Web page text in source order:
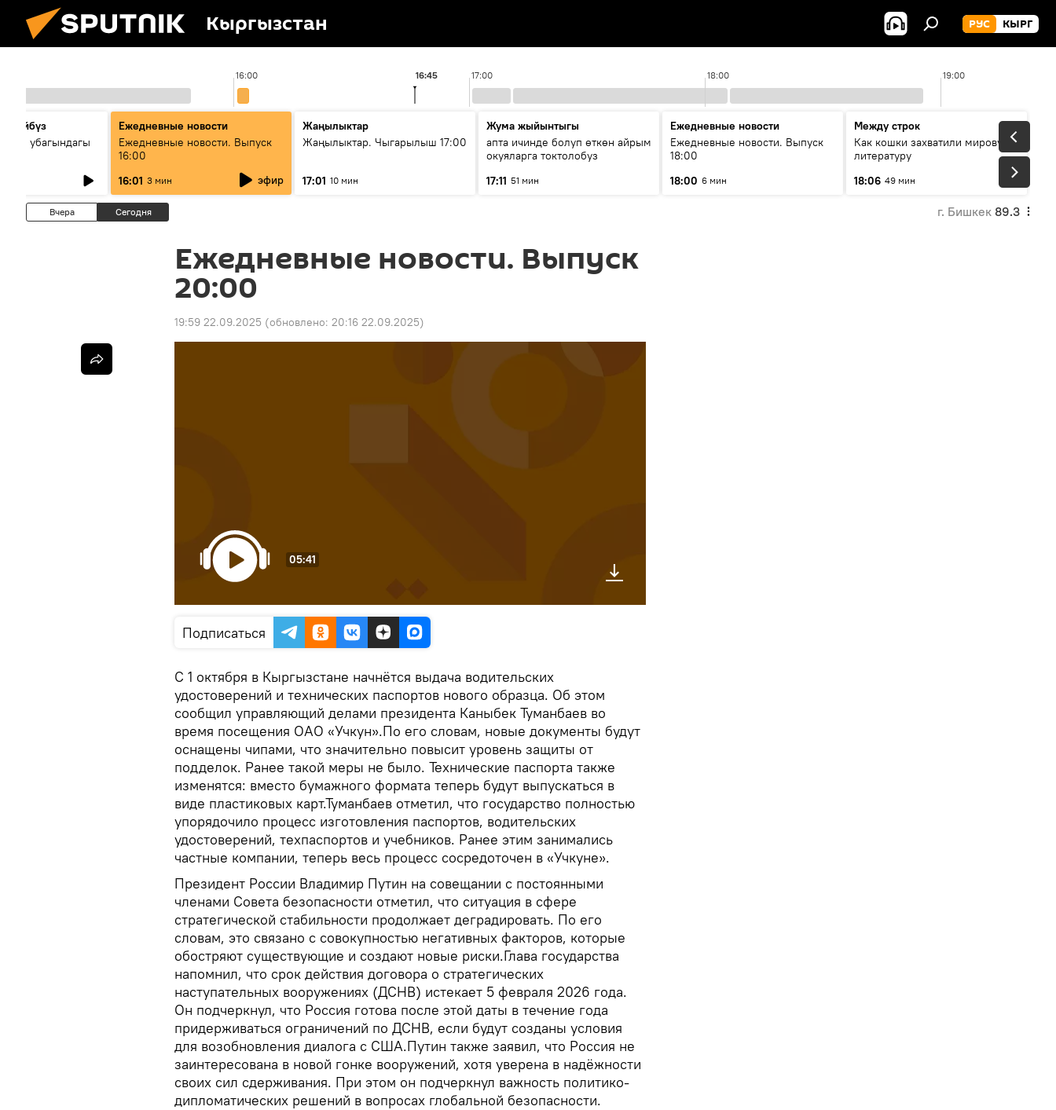
Кыргызстан РУС КЫРГ
16:00 17:00 18:00 19:00
16:45
өз убагындагы
Ежедневные новости
Ежедневные новости. Выпуск
16:00
16:01 3 мин эфир
Жаңылыктар
Жаңылыктар. Чыгарылыш 17:00
17:01 10 мин
Жума жыйынтыгы
апта ичинде болуп өткөн айрым
окуяларга токтолобуз
17:11 51 мин
Ежедневные новости
Ежедневные новости. Выпуск
18:00
18:00 6 мин
Между строк
Как кошки захватили мировую
литературу
18:06 49 мин
Вчера Сегодня г. Бишкек 89.3
Ежедневные новости. Выпуск
20:00
19:59 22.09.2025 (обновлено: 20:16 22.09.2025)
05:41
Подписаться
С 1 октября в Кыргызстане начнётся выдача водительских
удостоверений и технических паспортов нового образца. Об этом
сообщил управляющий делами президента Каныбек Туманбаев во
время посещения ОАО «Учкун».По его словам, новые документы будут
оснащены чипами, что значительно повысит уровень защиты от
подделок. Ранее такой меры не было. Технические паспорта также
изменятся: вместо бумажного формата теперь будут выпускаться в
виде пластиковых карт.Туманбаев отметил, что государство полностью
упорядочило процесс изготовления паспортов, водительских
удостоверений, техпаспортов и учебников. Ранее этим занимались
частные компании, теперь весь процесс сосредоточен в «Учкуне».
Президент России Владимир Путин на совещании с постоянными
членами Совета безопасности отметил, что ситуация в сфере
стратегической стабильности продолжает деградировать. По его
словам, это связано с совокупностью негативных факторов, которые
обостряют существующие и создают новые риски.Глава государства
напомнил, что срок действия договора о стратегических
наступательных вооружениях (ДСНВ) истекает 5 февраля 2026 года.
Он подчеркнул, что Россия готова после этой даты в течение года
придерживаться ограничений по ДСНВ, если будут созданы условия
для возобновления диалога с США.Путин также заявил, что Россия не
заинтересована в новой гонке вооружений, хотя уверена в надёжности
своих сил сдерживания. При этом он подчеркнул важность политико-
дипломатических решений в вопросах глобальной безопасности.